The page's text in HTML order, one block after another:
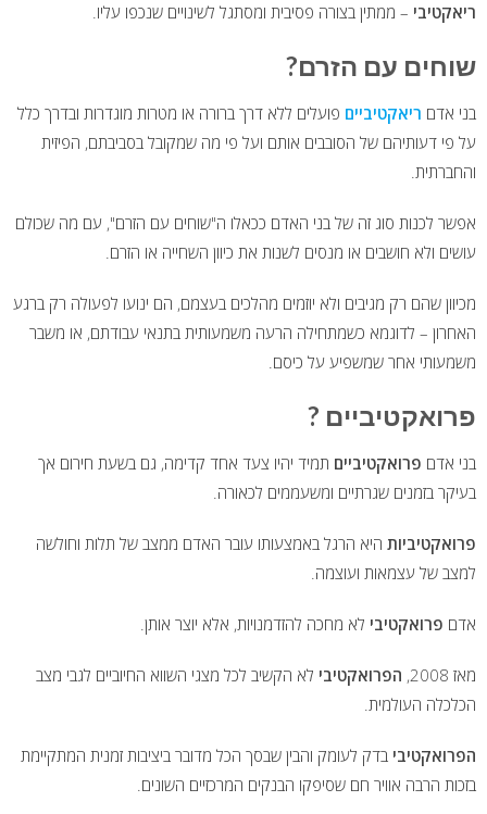
ריאקטיבי – ממתין בצורה פסיבית ומסתגל לשינויים שנכפו עליו.
שוחים עם הזרם?
בני אדם ריאקטיביים פועלים ללא דרך ברורה או מטרות מוגדרות ובדרך כלל
על פי דעותיהם של הסובבים אותם ועל פי מה שמקובל בסביבתם, הפיזית
והחברתית.
אפשר לכנות סוג זה של בני האדם ככאלו ה"שוחים עם הזרם", עם מה שכולם
עושים ולא חושבים או מנסים לשנות את כיוון השחייה או הזרם.
מכיוון שהם רק מגיבים ולא יוזמים מהלכים בעצמם, הם ינועו לפעולה רק ברגע
האחרון – לדוגמא כשמתחילה הרעה משמעותית בתנאי עבודתם, או משבר
משמעותי אחר שמשפיע על כיסם.
פרואקטיביים ?
בני אדם פרואקטיביים תמיד יהיו צעד אחד קדימה, גם בשעת חירום אך
בעיקר בזמנים שגרתיים ומשעממים לכאורה.
פרואקטיביות היא הרגל באמצעותו עובר האדם ממצב של תלות וחולשה
למצב של עצמאות ועוצמה.
אדם פרואקטיבי לא מחכה להזדמנויות, אלא יוצר אותן.
מאז 2008, הפרואקטיבי לא הקשיב לכל מצגי השווא החיוביים לגבי מצב
הכלכלה העולמית.
הפרואקטיבי בדק לעומק והבין שבסך הכל מדובר ביציבות זמנית המתקיימת
בזכות הרבה אוויר חם שסיפקו הבנקים המרכזיים השונים.